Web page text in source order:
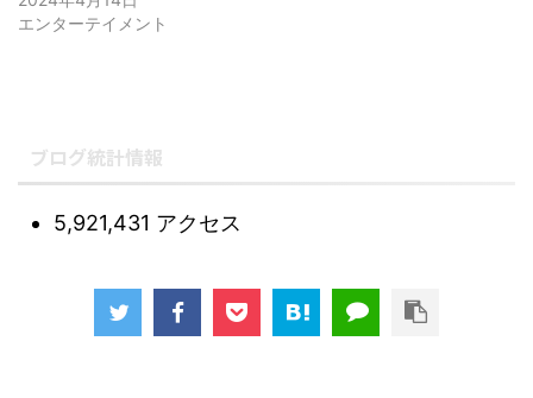
エンターテイメント
ブログ統計情報
5,921,431 アクセス